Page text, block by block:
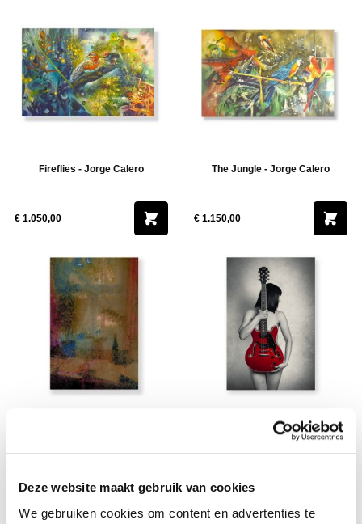
Deze website maakt gebruik van cookies
We gebruiken cookies om content en advertenties te
Fireflies - Jorge Calero
€ 1.050,00
The Jungle - Jorge Calero
€ 1.150,00
The color of sound - Michel Nulens